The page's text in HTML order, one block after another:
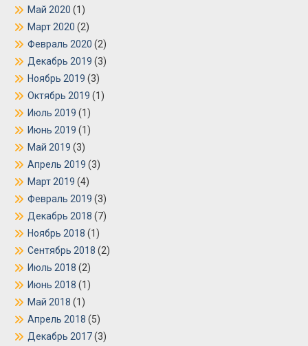
Май 2020 (1)
Март 2020 (2)
Февраль 2020 (2)
Декабрь 2019 (3)
Ноябрь 2019 (3)
Октябрь 2019 (1)
Июль 2019 (1)
Июнь 2019 (1)
Май 2019 (3)
Апрель 2019 (3)
Март 2019 (4)
Февраль 2019 (3)
Декабрь 2018 (7)
Ноябрь 2018 (1)
Сентябрь 2018 (2)
Июль 2018 (2)
Июнь 2018 (1)
Май 2018 (1)
Апрель 2018 (5)
Декабрь 2017(3)